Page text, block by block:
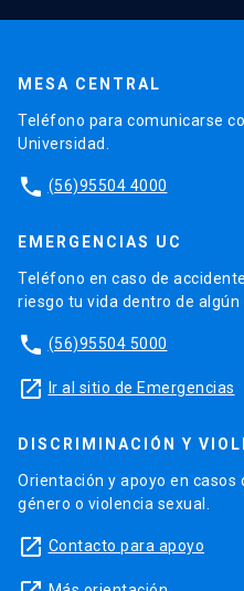
MESA CENTRAL
Teléfono para comunicarse
Universidad.
phone (56)95504 4000
EMERGENCIAS UC
Teléfono en caso de
riesgo tu vida dentro de algún
phone (56)95504 5000
launch Ir al sitio de Emergencias
DISCRIMINACIÓN Y
Orientación y apoyo en
género o violencia sexual.
launch Contacto para apoyo